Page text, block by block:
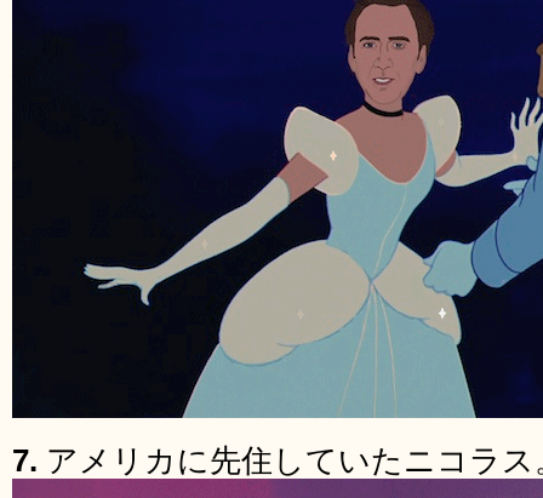
7. アメリカに先住していたニコラス